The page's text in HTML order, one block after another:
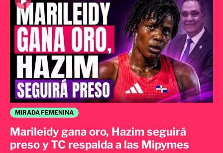
MIRADA FEMENINA
Marileidy gana oro, Hazim seguirá
preso y TC respalda a las Mipymes